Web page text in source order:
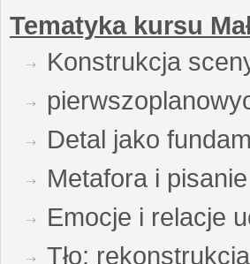
Tematyka kursu
Konstrukcja
Detal jako
Metafora i
Emocje i relacje
Tło: